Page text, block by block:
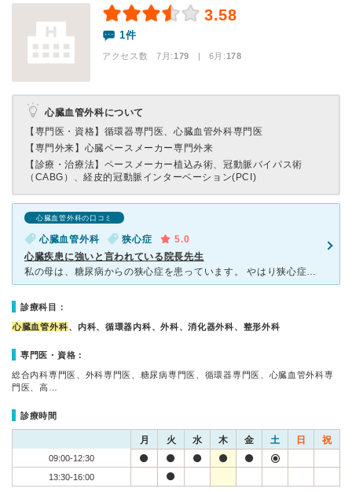
3.58
1件
アクセス数 7月:179 | 6月:178
心臓血管外科について
【専門医・資格】 循環器専門医、心臓血管外科専門医
【専門外来】 心臓ペースメーカー専門外来
【診療・治療法】 ペースメーカー植込み術、冠動脈バイパス術
（CABG）、経皮的冠動脈インターベーション(PCI)
心臓血管外科の口コミ
心臓血管外科 狭心症
5.0
心臓疾患に強いと言われている院長先生
私の母は、糖尿病からの狭心症を患っています。 やはり狭心症の為息切れや呼吸をしにくいなどありました。 そこで紹介状をもらいこちらに行きました。 そこには、とても患者さんがたくさん居てて同
診療科目：
心臓血管外科、内科、循環器内科、外科、消化器外科、整形外科
専門医・資格：
総合内科専門医、外科専門医、糖尿病専門医、循環器専門医、心臓血管外科専
門医、高…
診療時間
月 火 水 木 金 土 日 祝
09:00-12:30
13:30-16:00